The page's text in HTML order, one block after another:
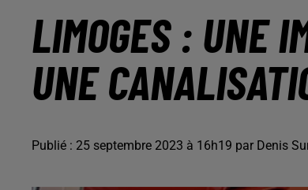
LIMOGES : UNE
UNE
Publié : 25 septembre 2023 à 16h19 par Denis